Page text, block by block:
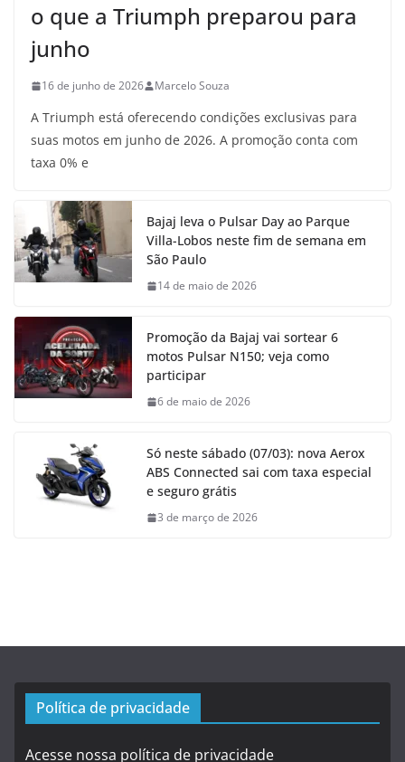
o que a Triumph preparou para
junho
16 de junho de 2026 Marcelo Souza
A Triumph está oferecendo condições exclusivas para
suas motos em junho de 2026. A promoção conta com
taxa 0% e
Bajaj leva o Pulsar Day ao Parque
Villa-Lobos neste fim de semana em
São Paulo
14 de maio de 2026
Promoção da Bajaj vai sortear 6
motos Pulsar N150; veja como
participar
6 de maio de 2026
Só neste sábado (07/03): nova Aerox
ABS Connected sai com taxa especial
e seguro grátis
3 de março de 2026
Política de privacidade
Acesse nossa política de privacidade